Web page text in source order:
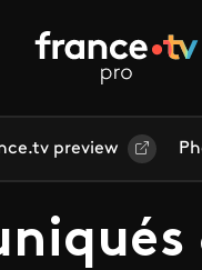
preview